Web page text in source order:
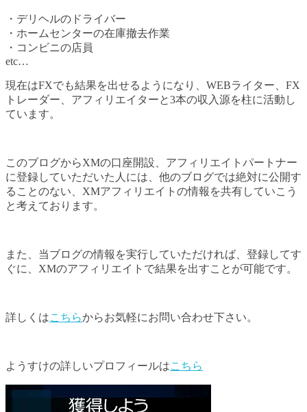
・デリヘルのドライバー
・ホームセンターの在庫撤去作業
・コンビニの店員
etc…
現在はFXでも結果を出せるようになり、WEBライター、FX
トレーダー、アフィリエイターと3本の収入源を柱に活動し
ています。
このブログからXMの口座開設、アフィリエイトパートナー
に登録していただいた人には、他のブログでは絶対に公開す
ることのない、XMアフィリエイトの情報を共有していこう
と考えております。
また、当ブログの情報を実行していただければ、登録してす
ぐに、XMのアフィリエイトで結果を出すことが可能です。
詳しくはこちらからお気軽にお問い合わせ下さい。
ようすけの詳しいプロフィールはこちら